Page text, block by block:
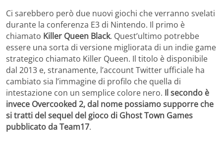
Ci sarebbero però due nuovi giochi che verranno svelati
durante la conferenza E3 di Nintendo. Il primo è
chiamato Killer Queen Black. Quest’ultimo potrebbe
essere una sorta di versione migliorata di un indie game
strategico chiamato Killer Queen. Il titolo è disponibile
dal 2013 e, stranamente, l’account Twitter ufficiale ha
cambiato sia l’immagine di profilo che quella di
intestazione con un semplice colore nero. Il secondo è
invece Overcooked 2, dal nome possiamo supporre che
si tratti del sequel del gioco di Ghost Town Games
pubblicato da Team17.